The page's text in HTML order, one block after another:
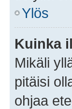
Ylös
Kuinka
Mikäli
pitäisi
ohjaa